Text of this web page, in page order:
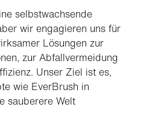
selbstwachsende
wir engagieren uns für
Lösungen zur
zur Abfallvermeidung
Unser Ziel ist es,
wie EverBrush in
sauberere Welt